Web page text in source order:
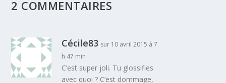
2 COMMENTAIRES
Cécile83 sur 10 avril 2015 à 7
h 47 min
C’est super joli. Tu glossifies
avec quoi ? C’est dommage,